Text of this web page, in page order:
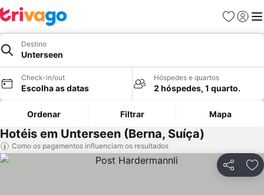
Favoritos
Iniciar
Destino
Unterseen
Check-in/out
Escolha as datas
Hóspedes e quartos
2 hóspedes, 1 quarto.
Ordenar Filtrar Mapa
Hotéis em Unterseen (Berna, Suíça)
Como os pagamentos influenciam os resultados
Partilhar